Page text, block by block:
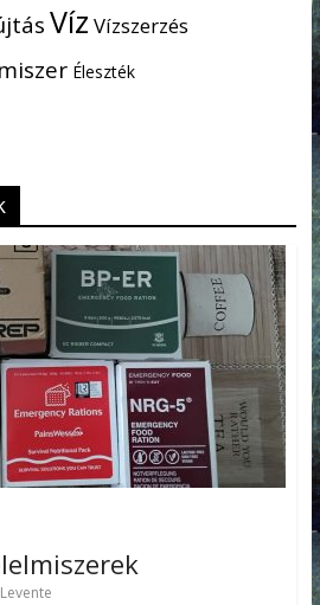
Víz Vízszerzés
Éleszték